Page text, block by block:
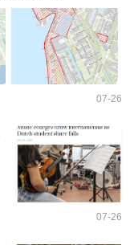
07-26
07-26